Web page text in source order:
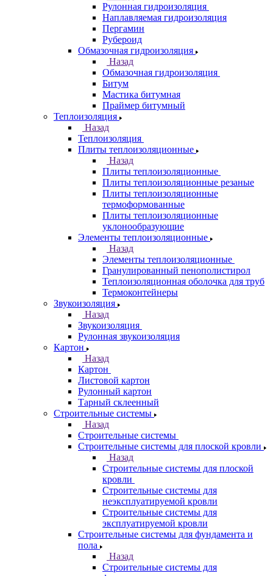
Рулонная гидроизоляция
Наплавляемая гидроизоляция
Пергамин
Рубероид
Обмазочная гидроизоляция
Назад
Обмазочная гидроизоляция
Битум
Мастика битумная
Праймер битумный
Теплоизоляция
Назад
Теплоизоляция
Плиты теплоизоляционные
Назад
Плиты теплоизоляционные
Плиты теплоизоляционные резаные
Плиты теплоизоляционные
термоформованные
Плиты теплоизоляционные
уклонообразующие
Элементы теплоизоляционные
Назад
Элементы теплоизоляционные
Гранулированный пенополистирол
Теплоизоляционная оболочка для труб
Термоконтейнеры
Звукоизоляция
Назад
Звукоизоляция
Рулонная звукоизоляция
Картон
Назад
Картон
Листовой картон
Рулонный картон
Тарный склеенный
Строительные системы
Назад
Строительные системы
Строительные системы для плоской кровли
Назад
Строительные системы для плоской
кровли
Строительные системы для
неэксплуатируемой кровли
Строительные системы для
эксплуатируемой кровли
Строительные системы для фундамента и
пола
Назад
Строительные системы для